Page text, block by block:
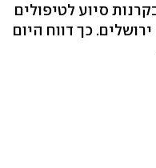
סיוע לטיפולים
כך דווח היום